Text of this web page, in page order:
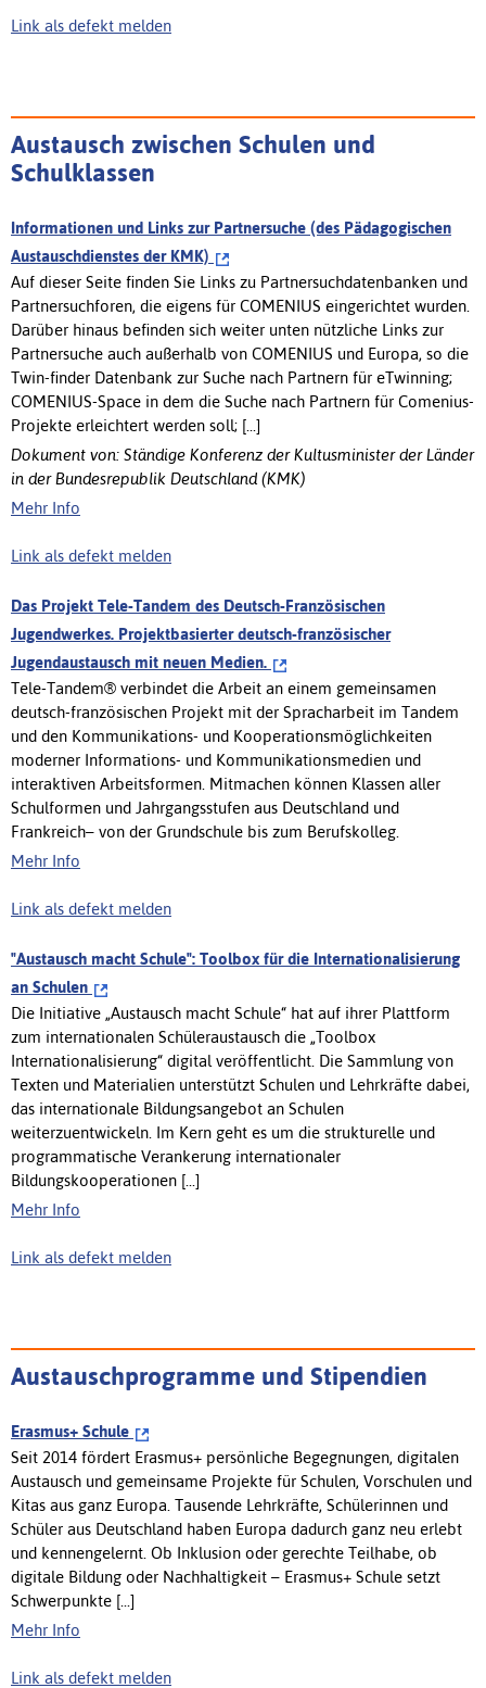
Link als defekt melden
Austausch zwischen Schulen und
Schulklassen
Informationen und Links zur Partnersuche (des Pädagogischen
Austauschdienstes der KMK)
Auf dieser Seite finden Sie Links zu Partnersuchdatenbanken und
Partnersuchforen, die eigens für COMENIUS eingerichtet wurden.
Darüber hinaus befinden sich weiter unten nützliche Links zur
Partnersuche auch außerhalb von COMENIUS und Europa, so die
Twin-finder Datenbank zur Suche nach Partnern für eTwinning;
COMENIUS-Space in dem die Suche nach Partnern für Comenius-
Projekte erleichtert werden soll; [...]
Dokument von: Ständige Konferenz der Kultusminister der Länder
in der Bundesrepublik Deutschland (KMK)
Mehr Info
Link als defekt melden
Das Projekt Tele-Tandem des Deutsch-Französischen
Jugendwerkes. Projektbasierter deutsch-französischer
Jugendaustausch mit neuen Medien.
Tele-Tandem® verbindet die Arbeit an einem gemeinsamen
deutsch-französischen Projekt mit der Spracharbeit im Tandem
und den Kommunikations- und Kooperationsmöglichkeiten
moderner Informations- und Kommunikationsmedien und
interaktiven Arbeitsformen. Mitmachen können Klassen aller
Schulformen und Jahrgangsstufen aus Deutschland und
Frankreich– von der Grundschule bis zum Berufskolleg.
Mehr Info
Link als defekt melden
"Austausch macht Schule": Toolbox für die Internationalisierung
an Schulen
Die Initiative „Austausch macht Schule“ hat auf ihrer Plattform
zum internationalen Schüleraustausch die „Toolbox
Internationalisierung“ digital veröffentlicht. Die Sammlung von
Texten und Materialien unterstützt Schulen und Lehrkräfte dabei,
das internationale Bildungsangebot an Schulen
weiterzuentwickeln. Im Kern geht es um die strukturelle und
programmatische Verankerung internationaler
Bildungskooperationen [...]
Mehr Info
Link als defekt melden
Austauschprogramme und Stipendien
Erasmus+ Schule
Seit 2014 fördert Erasmus+ persönliche Begegnungen, digitalen
Austausch und gemeinsame Projekte für Schulen, Vorschulen und
Kitas aus ganz Europa. Tausende Lehrkräfte, Schülerinnen und
Schüler aus Deutschland haben Europa dadurch ganz neu erlebt
und kennengelernt. Ob Inklusion oder gerechte Teilhabe, ob
digitale Bildung oder Nachhaltigkeit – Erasmus+ Schule setzt
Schwerpunkte [...]
Mehr Info
Link als defekt melden